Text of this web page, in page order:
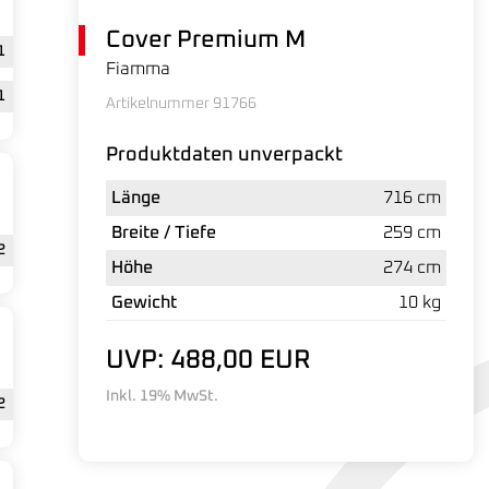
Cover Premium M
Fiamma
Artikelnummer 91766
Produktdaten unverpackt
Länge
716 cm
Breite / Tiefe
259 cm
Höhe
274 cm
Gewicht
10 kg
UVP: 488,00 EUR
Inkl. 19% MwSt.